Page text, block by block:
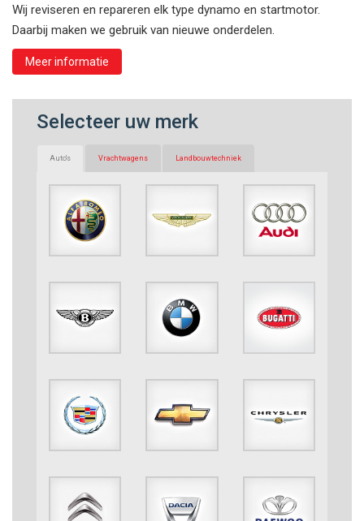
Wij reviseren en repareren elk type dynamo en startmotor.
Daarbij maken we gebruik van nieuwe onderdelen.
Meer informatie
Selecteer uw merk
Auto's Vrachtwagens Landbouwtechniek